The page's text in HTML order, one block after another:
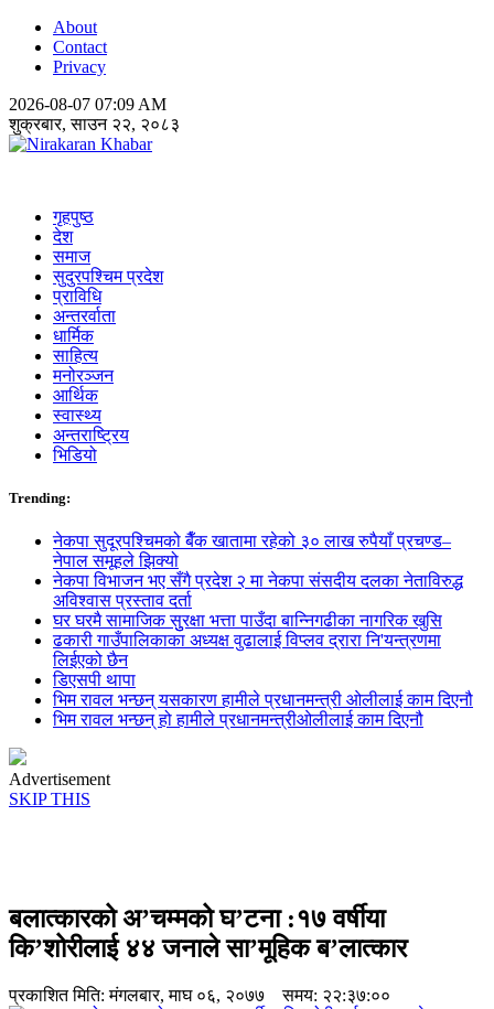
About
Contact
Privacy
2026-08-07 07:09 AM
शुक्रबार, साउन २२, २०८३
गृहपुष्ठ
देश
समाज
सुदुरपश्चिम प्रदेश
प्राविधि
अन्तरर्वाता
धार्मिक
साहित्य
मनोरञ्जन
आर्थिक
स्वास्थ्य
अन्तराष्ट्रिय
भिडियो
Trending:
नेकपा सुदूरपश्चिमको बैँक खातामा रहेको ३० लाख रुपैयाँ प्रचण्ड–
नेपाल समूहले झिक्य‍ो
नेकपा विभाजन भए सँगै प्रदेश २ मा नेकपा संसदीय दलका नेताविरुद्ध
अविश्वास प्रस्ताव दर्ता
घर घरमै सामाजिक सुुरक्षा भत्ता पाउँदा बान्निगढीका नागरिक खुसि
ढकारी गाउँपालिकाका अध्यक्ष वुढालाई विप्लव द्रारा नि'यन्त्रणमा
लिईएको छैन
डिएसपी थापा
भिम रावल भन्छन् यसकारण हामीले प्रधानमन्त्री ओलीलाई काम दिएनौ
भिम रावल भन्छन् हो हामीले प्रधानमन्त्रीओलीलाई काम दिएनौ
Advertisement
SKIP THIS
बलात्कारको अ’चम्मको घ’टना :१७ वर्षीया
कि’शोरीलाई ४४ जनाले सा’मूहिक ब’लात्कार
प्रकाशित मिति:मंगलबार, माघ ०६, २०७७ समय: २२:३७:००